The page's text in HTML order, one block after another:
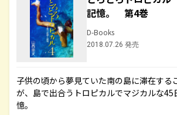
記憶。 第4巻
D-Books
2018.07.26 発売
子供の頃から夢見ていた南の島に滞在する
が、島で出合うトロピカルでマジカルな45
憶。